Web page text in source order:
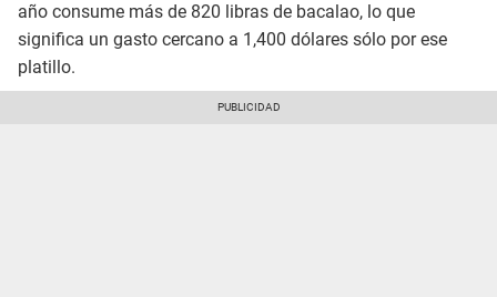
año consume más de 820 libras de bacalao, lo que
significa un gasto cercano a 1,400 dólares sólo por ese
platillo.